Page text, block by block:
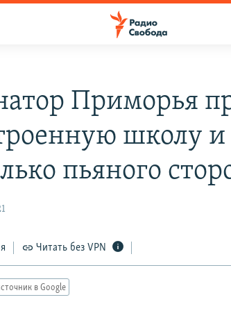
Приморья
школу и
пьяного
Читать без VPN
в Google